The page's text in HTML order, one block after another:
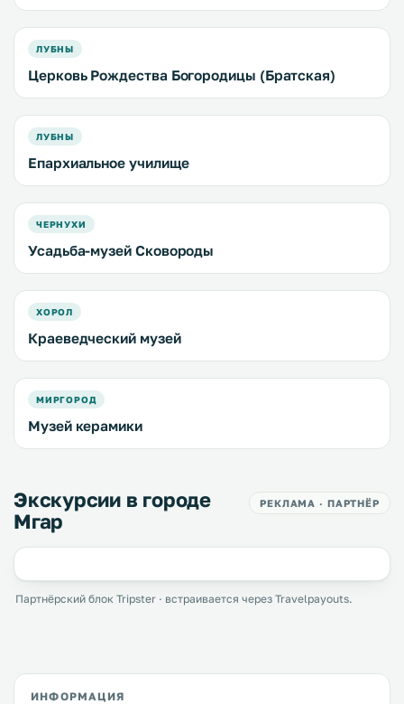
ЛУБНЫ
Церковь Рождества Богородицы (Братская)
ЛУБНЫ
Епархиальное училище
ЧЕРНУХИ
Усадьба-музей Сковороды
ХОРОЛ
Краеведческий музей
МИРГОРОД
Музей керамики
Экскурсии в городе
Мгар
РЕКЛАМА · ПАРТНЁР
Партнёрский блок Tripster · встраивается через Travelpayouts.
ИНФОРМАЦИЯ